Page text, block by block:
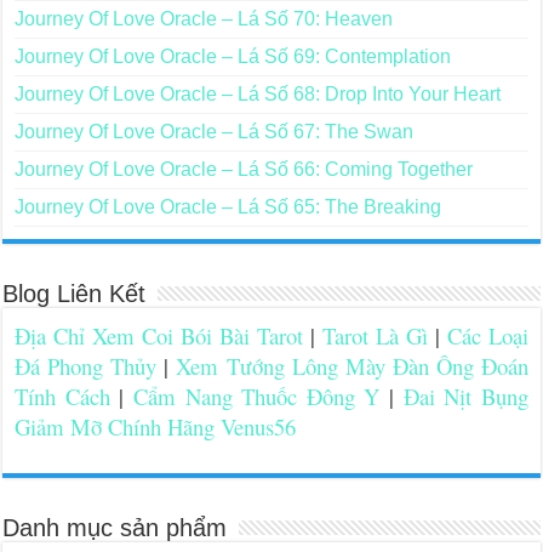
Journey Of Love Oracle – Lá Số 70: Heaven
Journey Of Love Oracle – Lá Số 69: Contemplation
Journey Of Love Oracle – Lá Số 68: Drop Into Your Heart
Journey Of Love Oracle – Lá Số 67: The Swan
Journey Of Love Oracle – Lá Số 66: Coming Together
Journey Of Love Oracle – Lá Số 65: The Breaking
Blog Liên Kết
Địa Chỉ Xem Coi Bói Bài Tarot | Tarot Là Gì | Các Loại
Đá Phong Thủy |Xem Tướng Lông Mày Đàn Ông Đoán
Tính Cách |Cẩm Nang Thuốc Đông Y | Đai Nịt Bụng
Giảm Mỡ Chính Hãng Venus56
Danh mục sản phẩm